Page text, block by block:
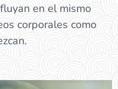
en el mismo
corporales como